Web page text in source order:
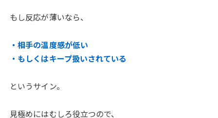
もし反応が薄いなら、
・相手の温度感が低い
・もしくはキープ扱いされている
というサイン。
見極めにはむしろ役立つので、